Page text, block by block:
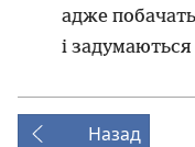
адже
і
Назад